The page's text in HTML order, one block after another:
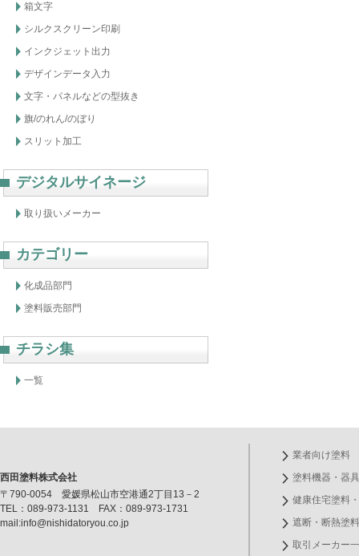
箱文字
シルクスクリーン印刷
インクジェット出力
デザインデータ入力
文字・パネルなどの型抜き
旗/のれん/のぼり
スリット加工
デジタルサイネージ
取り扱いメーカー
カテゴリー
化成品部門
塗料販売部門
チラシ集
一覧
西田塗料株式会社
〒790-0054 愛媛県松山市空港通2丁目13－2
TEL：089-973-1131 FAX：089-973-1731
mail:info@nishidatoryou.co.jp
業者向け塗料
塗料機器・器
健康住宅塗料
遮断・断熱塗料
取引メーカー